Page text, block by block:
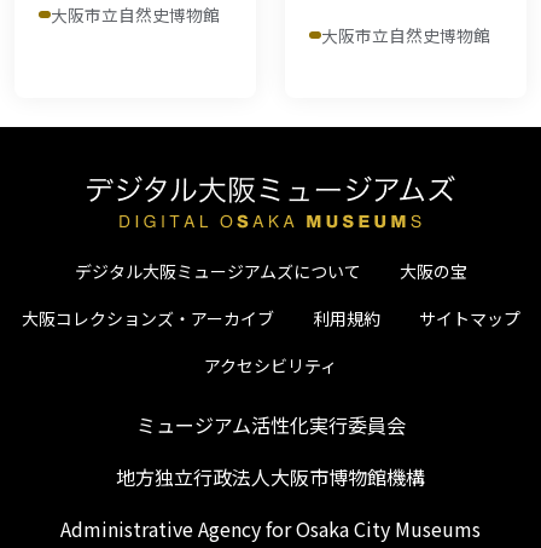
大阪市立自然史博物館
大阪市立自然史博物館
デジタル大阪ミュージアムズについて
大阪の宝
大阪コレクションズ・アーカイブ
利用規約
サイトマップ
アクセシビリティ
ミュージアム活性化実行委員会
地方独立行政法人大阪市博物館機構
Administrative Agency for Osaka City Museums